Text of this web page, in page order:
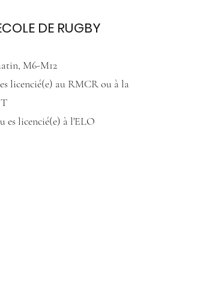
DE RUGBY
M6-M12
licencié(e) au RMCR ou à la
es licencié(e) à l'ELO